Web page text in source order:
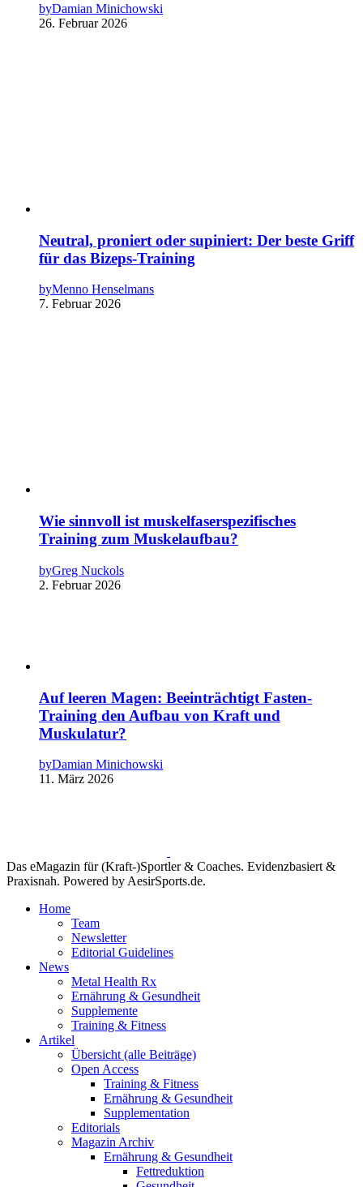
byDamian Minichowski
26. Februar 2026
Neutral, proniert oder supiniert: Der beste Griff
für das Bizeps-Training
byMenno Henselmans
7. Februar 2026
Wie sinnvoll ist muskelfaserspezifisches
Training zum Muskelaufbau?
byGreg Nuckols
2. Februar 2026
Auf leeren Magen: Beeinträchtigt Fasten-
Training den Aufbau von Kraft und
Muskulatur?
byDamian Minichowski
11. März 2026
Das eMagazin für (Kraft-)Sportler & Coaches. Evidenzbasiert &
Praxisnah. Powered by AesirSports.de.
Home
Team
Newsletter
Editorial Guidelines
News
Metal Health Rx
Ernährung & Gesundheit
Supplemente
Training & Fitness
Artikel
Übersicht (alle Beiträge)
Open Access
Training & Fitness
Ernährung & Gesundheit
Supplementation
Editorials
Magazin Archiv
Ernährung & Gesundheit
Fettreduktion